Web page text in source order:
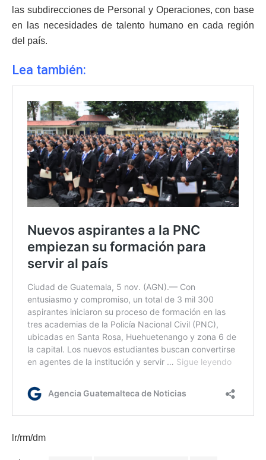
las subdirecciones de Personal y Operaciones, con base
en las necesidades de talento humano en cada región
del país.
Lea también:
lr/rm/dm